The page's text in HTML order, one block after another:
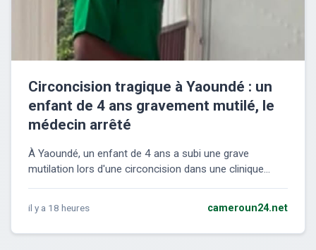
Circoncision tragique à Yaoundé : un
enfant de 4 ans gravement mutilé, le
médecin arrêté
À Yaoundé, un enfant de 4 ans a subi une grave
mutilation lors d'une circoncision dans une clinique...
il y a 18 heures cameroun24.net